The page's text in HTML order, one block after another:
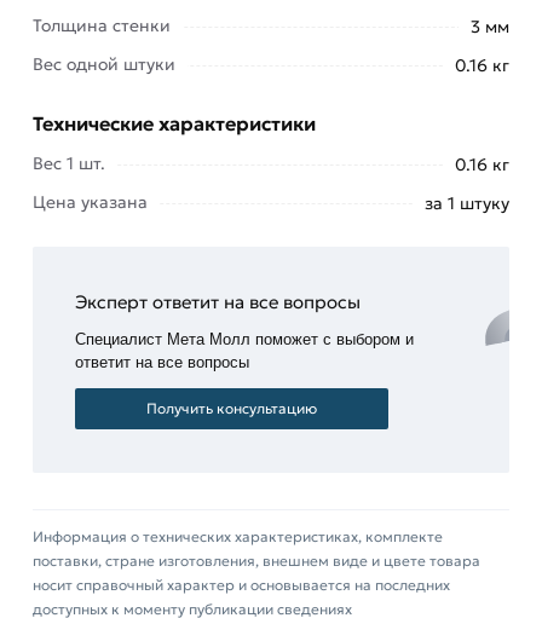
газосварки.
Представляет собой крутоизогнутый поворот
900. Чугунные оцинкованные фитинги
холодной и горячей воды, отопления, паровых,
Изготовлен в соответствии с требованиями ГОСТ
3262-75. Имеет приварное присоединение к
мм по доступной цене с доставкой по Москве и
мышкой
«Добавить в корзину»
или нажмите на
кнопку«Быстрый заказ». Также можете купить
позвонив по контактам указанным на сайте.
Толщина стенки
3 мм
Вес одной штуки
0.16 кг
Технические характеристики
Вес 1 шт.
0.16 кг
Цена указана
за 1 штуку
Эксперт ответит на все вопросы
Специалист Мета Молл поможет с выбором и
ответит на все вопросы
Получить консультацию
Информация о технических характеристиках, комплекте
поставки, стране изготовления, внешнем виде и цвете товара
носит справочный характер и основывается на последних
доступных к моменту публикации сведениях